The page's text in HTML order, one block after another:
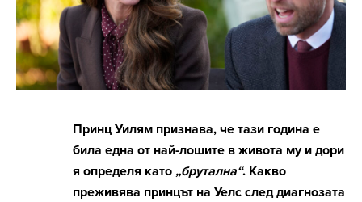
Принц Уилям признава, че тази година е
била една от най-лошите в живота му и дори
я определя като „брутална“. Какво
преживява принцът на Уелс след диагнозата